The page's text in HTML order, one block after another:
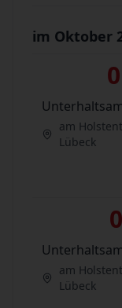
im Oktober
am
Lübeck
am
Lübeck